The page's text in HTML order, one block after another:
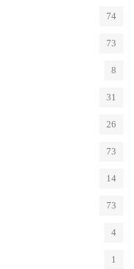
74
73
8
31
26
73
14
73
4
1